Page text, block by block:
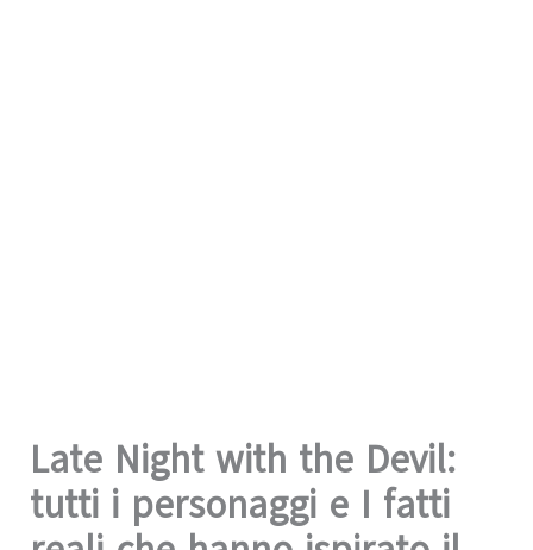
Late Night with the Devil:
tutti i personaggi e I fatti